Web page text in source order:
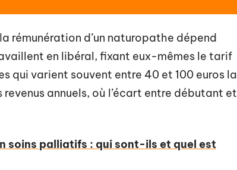
rémunération d’un naturopathe dépend
en libéral, fixant eux-mêmes le tarif
qui varient souvent entre 40 et 100 euros la
annuels, où l’écart entre débutant et
soins palliatifs : qui sont-ils et quel est